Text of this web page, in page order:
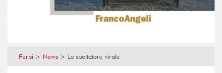
Ferpi > News > Lo spettatore virale